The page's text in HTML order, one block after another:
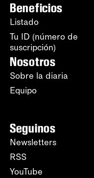
Beneficios
Listado
Tu ID (número de
suscripción)
Nosotros
Sobre la diaria
Equipo
Seguinos
Newsletters
RSS
YouTube